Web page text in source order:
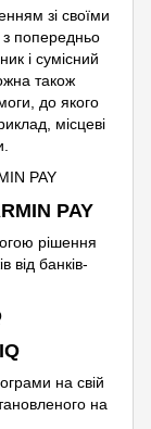
зі своїми
попередньо
і сумісний
також
до якого
місцеві
PAY
рішення
від банків-
на свій
на